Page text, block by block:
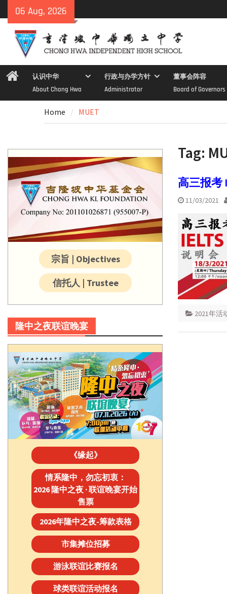
to
content
06 Aug, 2026
Home认识中华
About Chong Hwa
行政与办学方针
Administrator
董事会阵容
Board of Governors
Home MUET
Tag:
高三报考
11/03/2021
2021年活
宗旨 | Objectives
信托人 | Trustee
隆中之夜联谊晚宴
《缘起》
情系隆中，勿忘初衷：
2026 隆中之夜 · 联谊晚宴开始
售票
2026年隆中之夜-筹款表格
市集摊位招募
游泳联谊比赛报名
球类联谊活动报名